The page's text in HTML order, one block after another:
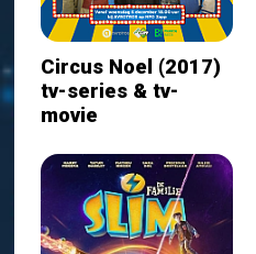
Circus Noel (2017)
tv-series & tv-
movie